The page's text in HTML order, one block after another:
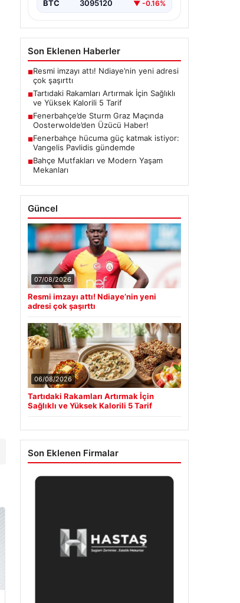
BTC 3095120 ▼ -0.16%
Son Eklenen Haberler
■Resmi imzayı attı! Ndiaye’nin yeni adresi
çok şaşırttı
■Tartıdaki Rakamları Artırmak İçin Sağlıklı
ve Yüksek Kalorili 5 Tarif
■Fenerbahçe’de Sturm Graz Maçında
Oosterwolde’den Üzücü Haber!
■Fenerbahçe hücuma güç katmak istiyor:
Vangelis Pavlidis gündemde
■Bahçe Mutfakları ve Modern Yaşam
Mekanları
Güncel
07/08/2026
Resmi imzayı attı! Ndiaye’nin yeni
adresi çok şaşırttı
06/08/2026
Tartıdaki Rakamları Artırmak İçin
Sağlıklı ve Yüksek Kalorili 5 Tarif
Son Eklenen Firmalar